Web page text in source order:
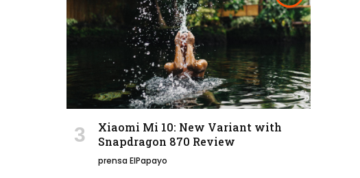
Xiaomi Mi 10: New Variant with
Snapdragon 870 Review
prensa ElPapayo